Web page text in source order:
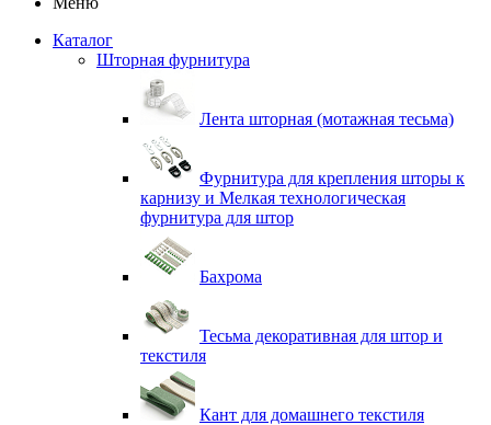
Каталог
Шторная фурнитура
Лента шторная (мотажная тесьма)
Фурнитура для крепления шторы к
карнизу и Мелкая технологическая
фурнитура для штор
Бахрома
Тесьма декоративная для штор и
текстиля
Кант для домашнего текстиля